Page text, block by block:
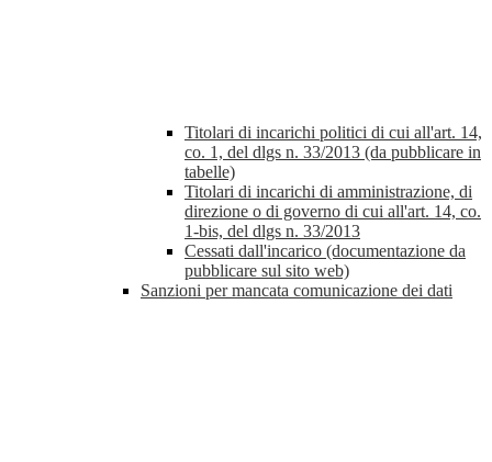
Titolari di incarichi politici di cui all'art. 14,
co. 1, del dlgs n. 33/2013 (da pubblicare in
tabelle)
Titolari di incarichi di amministrazione, di
direzione o di governo di cui all'art. 14, co.
1-bis, del dlgs n. 33/2013
Cessati dall'incarico (documentazione da
pubblicare sul sito web)
Sanzioni per mancata comunicazione dei dati